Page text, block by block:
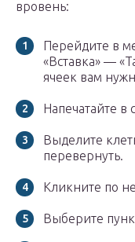
вровень:
Перейдите в
«Вставка» —
ячеек вам
Напечатайте в
Выделите
перевернуть.
Кликните по
Выберите